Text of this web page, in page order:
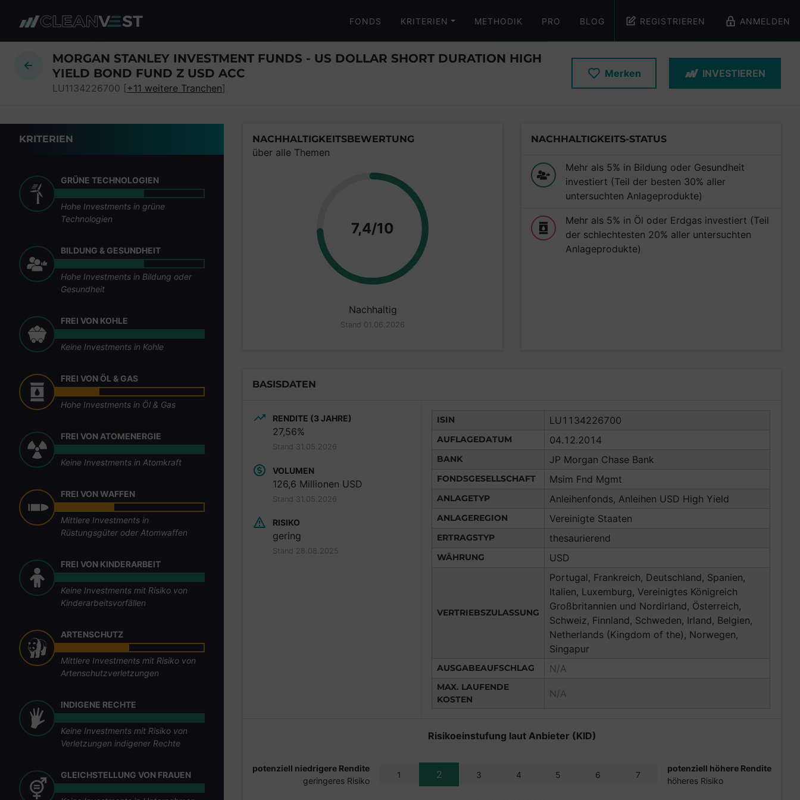
FONDS KRITERIEN METHODIK PRO BLOG REGISTRIEREN ANMELDEN
MORGAN STANLEY INVESTMENT FUNDS - US DOLLAR SHORT DURATION HIGH
YIELD BOND FUND Z USD ACC
LU1134226700 [+11 weitere Tranchen]
Merken INVESTIEREN
KRITERIEN
GRÜNE TECHNOLOGIEN
Hohe Investments in grüne
Technologien
BILDUNG & GESUNDHEIT
Hohe Investments in Bildung oder
Gesundheit
FREI VON KOHLE
Keine Investments in Kohle
FREI VON ÖL & GAS
Hohe Investments in Öl & Gas
FREI VON ATOMENERGIE
Keine Investments in Atomkraft
FREI VON WAFFEN
Mittlere Investments in
Rüstungsgüter oder Atomwaffen
FREI VON KINDERARBEIT
Keine Investments mit Risiko von
Kinderarbeitsvorfällen
ARTENSCHUTZ
Mittlere Investments mit Risiko von
Artenschutzverletzungen
INDIGENE RECHTE
Keine Investments mit Risiko von
Verletzungen indigener Rechte
GLEICHSTELLUNG VON FRAUEN
NACHHALTIGKEITSBEWERTUNG
über alle Themen
7,4/10 Punkte
Nachhaltig
Stand 01.06.2026
NACHHALTIGKEITS-STATUS
Mehr als 5% in Bildung oder Gesundheit
investiert (Teil der besten 30% aller
untersuchten Anlageprodukte)
Mehr als 5% in Öl oder Erdgas investiert (Teil
der schlechtesten 20% aller untersuchten
Anlageprodukte)
BASISDATEN
RENDITE (3 JAHRE)
27,56%
Stand 31.05.2026
VOLUMEN
126,6 Millionen USD
Stand 31.05.2026
RISIKO
gering
Stand 28.08.2025
ISIN LU1134226700
AUFLAGEDATUM 04.12.2014
BANK JP Morgan Chase Bank
FONDSGESELLSCHAFT Msim Fnd Mgmt
ANLAGETYP Anleihenfonds, Anleihen USD High Yield
ANLAGEREGION Vereinigte Staaten
ERTRAGSTYP thesaurierend
WÄHRUNG USD
VERTRIEBSZULASSUNG
Portugal, Frankreich, Deutschland, Spanien,
Italien, Luxemburg, Vereinigtes Königreich
Großbritannien und Nordirland, Österreich,
Schweiz, Finnland, Schweden, Irland, Belgien,
Netherlands (Kingdom of the), Norwegen,
Singapur
AUSGABEAUFSCHLAG N/A
MAX. LAUFENDE
KOSTEN
N/A
Risikoeinstufung laut Anbieter (KID)
potenziell niedrigere Rendite
geringeres Risiko
1 2 3 4 5 6 7
potenziell höhere Rendite
höheres Risiko